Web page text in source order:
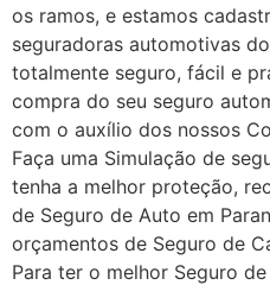
os ramos, e estamos
seguradoras automotivas
totalmente seguro, fácil e
compra do seu seguro
com o auxílio dos nossos
Faça uma Simulação de
tenha a melhor proteção,
de Seguro de Auto em
orçamentos de Seguro de
Para ter o melhor Seguro